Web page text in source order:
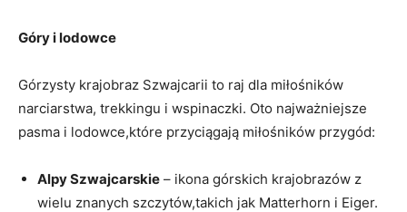
Góry i lodowce
Górzysty krajobraz Szwajcarii to raj dla miłośników
narciarstwa, trekkingu i wspinaczki. Oto najważniejsze
pasma i lodowce,które przyciągają miłośników przygód:
Alpy Szwajcarskie – ikona górskich krajobrazów z
wielu znanych szczytów,takich jak Matterhorn i Eiger.